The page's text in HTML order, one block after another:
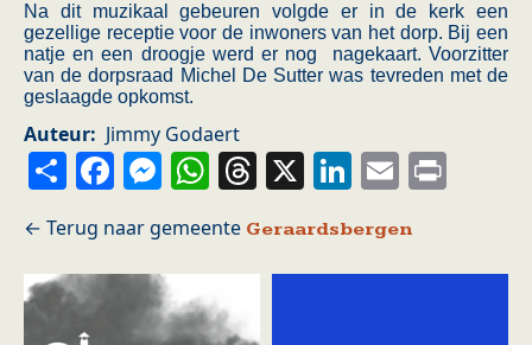
Na dit muzikaal gebeuren volgde er in de kerk een
gezellige receptie voor de inwoners van het dorp. Bij een
natje en een droogje werd er nog nagekaart. Voorzitter
van de dorpsraad Michel De Sutter was tevreden met de
geslaagde opkomst.
Auteur Jimmy Godaert
ShareFacebook
Messenger
WhatsApp
Threads
X LinkedIn
Email
Geraardsbergen